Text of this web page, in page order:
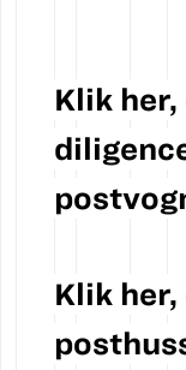
Klik
Klik